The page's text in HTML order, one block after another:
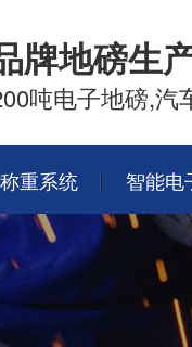
牌地磅生
吨电子地磅,
重系统 智能电